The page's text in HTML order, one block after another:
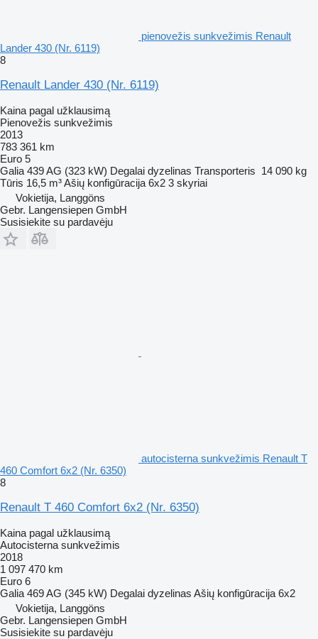
pienovežis sunkvežimis Renault
Lander 430 (Nr. 6119)
8
Renault Lander 430 (Nr. 6119)
Kaina pagal užklausimą
Pienovežis sunkvežimis
2013
783 361 km
Euro 5
Galia 439 AG (323 kW) Degalai dyzelinas Transporteris 14 090 kg
Tūris 16,5 m³Ašių konfigūracija 6x2 3 skyriai
Vokietija, Langgöns
Gebr. Langensiepen GmbH
Susisiekite su pardavėju
autocisterna sunkvežimis Renault T
460 Comfort 6x2 (Nr. 6350)
8
Renault T 460 Comfort 6x2 (Nr. 6350)
Kaina pagal užklausimą
Autocisterna sunkvežimis
2018
1 097 470 km
Euro 6
Galia 469 AG (345 kW) Degalai dyzelinas Ašių konfigūracija 6x2
Vokietija, Langgöns
Gebr. Langensiepen GmbH
Susisiekite su pardavėju